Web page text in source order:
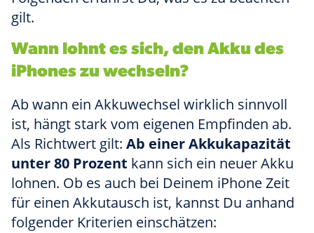
gilt.
Wann lohnt es sich, den Akku des
iPhones zu wechseln?
Ab wann ein Akkuwechsel wirklich sinnvoll
ist, hängt stark vom eigenen Empfinden ab.
Als Richtwert gilt: Ab einer Akkukapazität
unter 80 Prozent kann sich ein neuer Akku
lohnen. Ob es auch bei Deinem iPhone Zeit
für einen Akkutausch ist, kannst Du anhand
folgender Kriterien einschätzen: